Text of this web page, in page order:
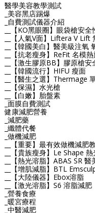
醫學美容教學測試
_美容黑店踢爆
_自費測試儀器介紹
__【KO黑眼圈】眼袋槍安
__【人氣V面】Liftera V
__【韓國美白】醫美級注氧
__【抗老瘦身】ReFit 名模
__【激生膠原BB】膠原槍
__【韓國流行】HIFU 瘦面
__【醫生之選】Thermage
__【保濕】水光槍
__【白嫩】胎盤素
_面膜自費測試
健康減肥營養
_減肥藥
_纖體代餐
_做機減肥
__【重要】最有效做機減肥
__【貴族瘦身】Le Shape
__【熱光溶脂】ABAS SR
__【增肌減脂】BTL
__【大陸儀器】Ebox溶脂
__【激光溶脂】S6 溶脂減肥
_營養食療
_暖宮療程
_中醫減肥